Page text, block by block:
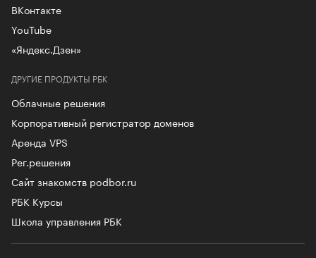
ДРУГИЕ ПРОДУКТЫ РБК
Облачные решения
Корпоративный регистратор доменов
Аренда VPS
Рег.решения
Сайт знакомств podbor.ru
РБК Курсы
Школа управления РБК
ВКонтакте
YouTube
«Яндекс.Дзен»